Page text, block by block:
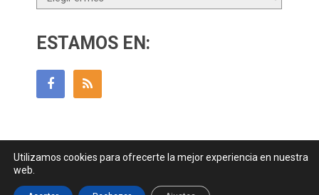
ESTAMOS EN:
Contactar|| Datos Legales y Privacidady
Utilizamos cookies para ofrecerte la mejor experiencia en nuestra
web.